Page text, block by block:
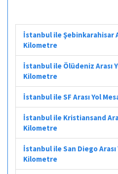
İstanbul ile Şebinkarahisar
Kilometre
İstanbul ile Ölüdeniz Arası
Kilometre
İstanbul ile SF Arası Yol
İstanbul ile Kristiansand
Kilometre
İstanbul ile San Diego Arası
Kilometre